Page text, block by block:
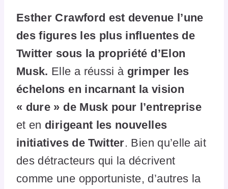
Esther Crawford est devenue l’une
des figures les plus influentes de
Twitter sous la propriété d’Elon
Musk. Elle a réussi à grimper les
échelons en incarnant la vision
« dure » de Musk pour l’entreprise
et en dirigeant les nouvelles
initiatives de Twitter. Bien qu’elle ait
des détracteurs qui la décrivent
comme une opportuniste, d’autres la